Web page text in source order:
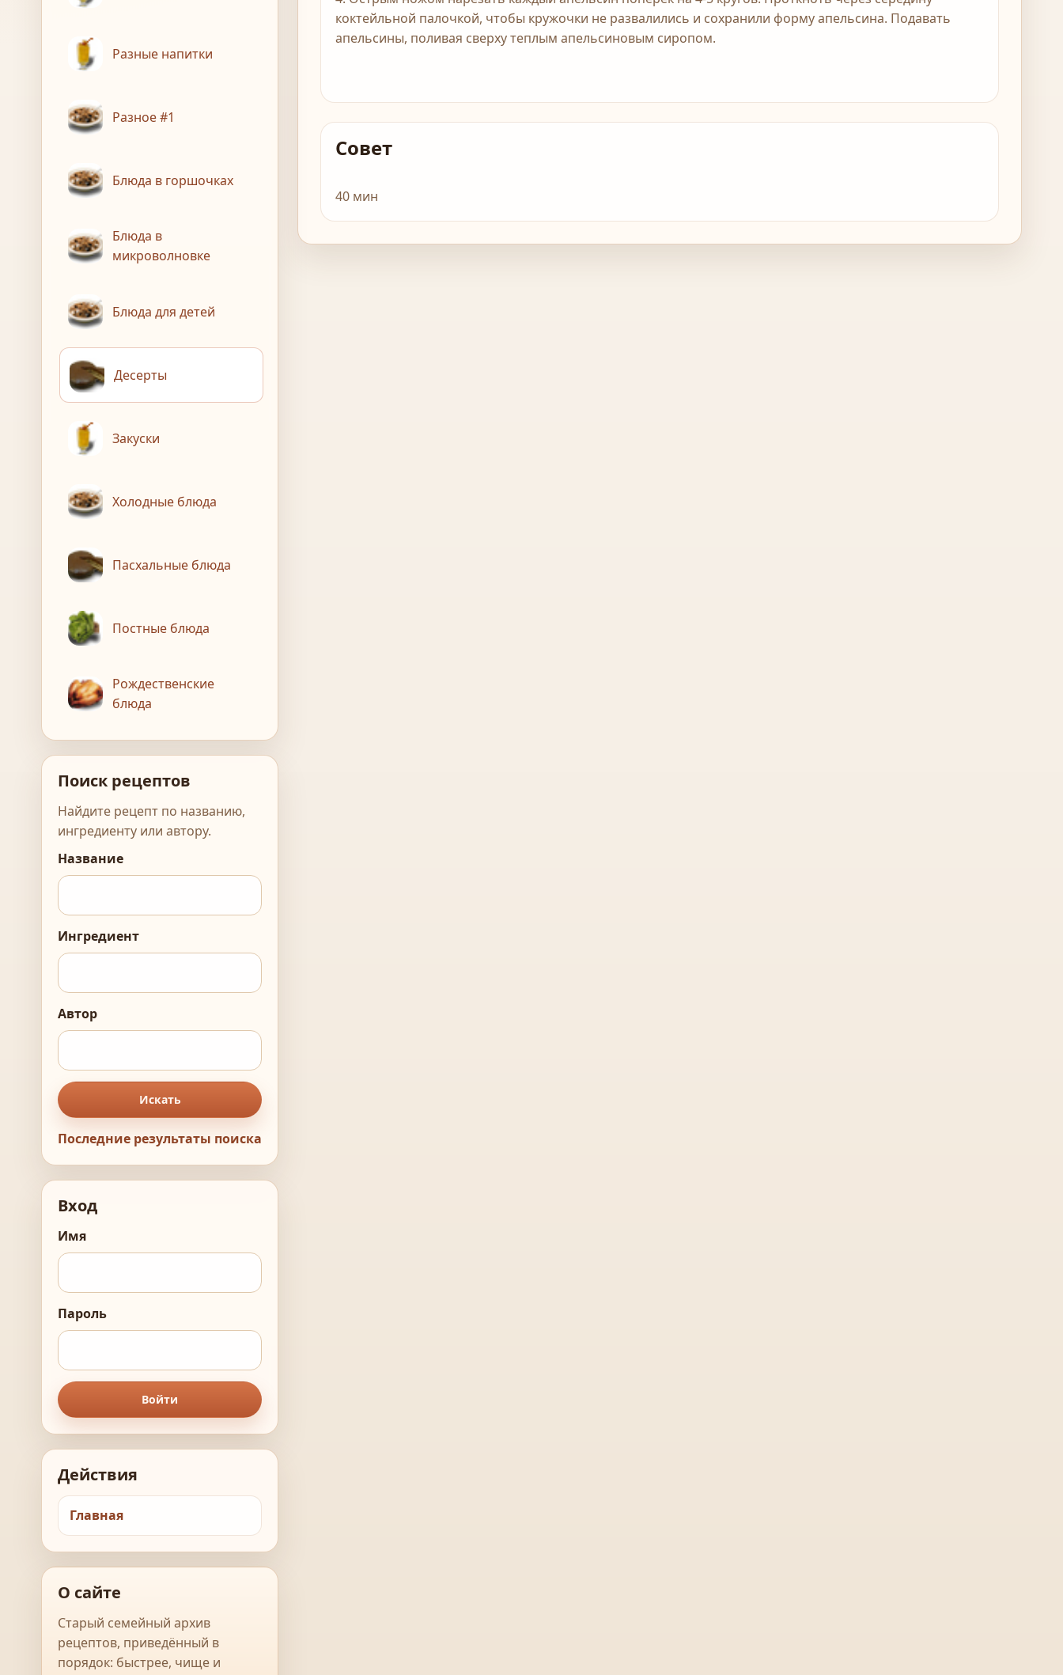
Разные напитки
Разное #1
Блюда в горшочках
Блюда в
микроволновке
Блюда для детей
Десерты
Закуски
Холодные блюда
Пасхальные блюда
Постные блюда
Рождественские
блюда
Поиск рецептов
Найдите рецепт по названию,
ингредиенту или автору.
Название
Ингредиент
Автор
Искать
Последние результаты поиска
Вход
Имя
Пароль
Войти
Действия
Главная
О сайте
Старый семейный архив
рецептов, приведённый в
порядок: быстрее, чище и
коктейльной палочкой, чтобы кружочки не развалились и сохранили форму апельсина. Подавать
апельсины, поливая сверху теплым апельсиновым сиропом.
Совет
40 мин